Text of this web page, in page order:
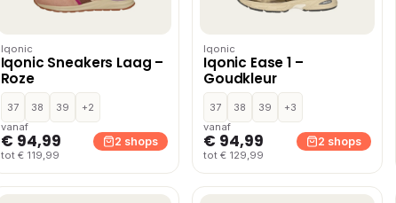
Iqonic
Iqonic Sneakers Laag –
Roze
37 38 39
+2
vanaf
€ 94,99
tot € 119,99
2 shops
Iqonic
Iqonic Ease 1 –
Goudkleur
37 38 39
+3
vanaf
€ 94,99
tot € 129,99
2 shops